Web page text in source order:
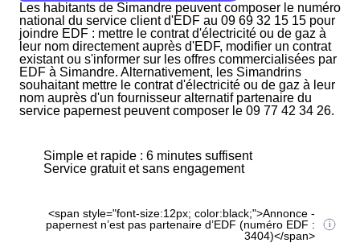
Les habitants de Simandre peuvent composer le numéro
national du service client d'EDF au 09 69 32 15 15 pour
joindre EDF : mettre le contrat d'électricité ou de gaz à
leur nom directement auprès d'EDF, modifier un contrat
existant ou s'informer sur les offres commercialisées par
EDF à Simandre. Alternativement, les Simandrins
souhaitant mettre le contrat d'électricité ou de gaz à leur
nom auprès d'un fournisseur alternatif partenaire du
service papernest peuvent composer le 09 77 42 34 26.
Simple et rapide : 6 minutes suffisent
Service gratuit et sans engagement
<span style="font-size:12px; color:black;">Annonce -
papernest n’est pas partenaire d’EDF (numéro EDF :
3404)</span>